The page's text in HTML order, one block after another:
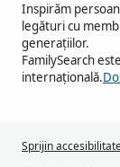
Inspirăm
legături cu
generațiilor.
FamilySearch
internațională.
Sprijin